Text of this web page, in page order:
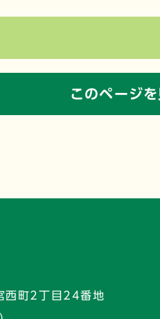
このページを
町2丁目24番地